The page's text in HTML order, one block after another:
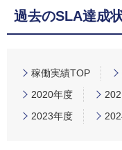
過去のSLA達成
稼働実績TOP
2020年度
2023年度